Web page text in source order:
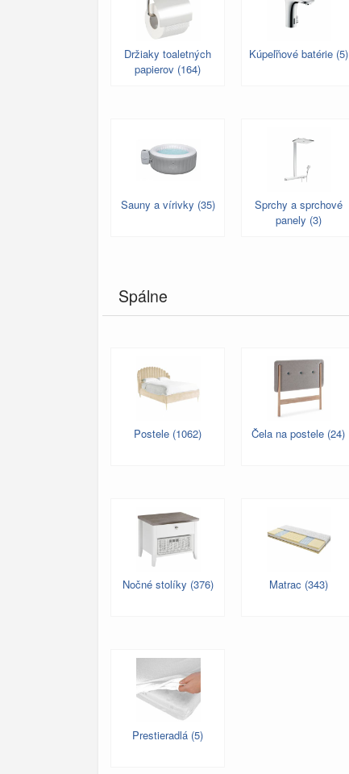
Držiaky toaletných
papierov (164)
Kúpeľňové batérie (5)
Sauny a vírivky (35)
Sprchy a sprchové
panely (3)
Spálne
Postele (1062) Čela na postele (24)
Nočné stolíky (376) Matrac (343)
Prestieradlá (5)